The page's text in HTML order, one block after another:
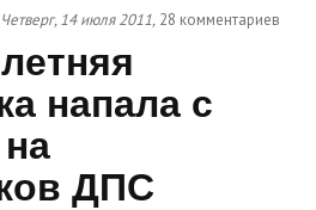
Четверг, 14 июля 2011, 28 комментариев
напала с
ДПС